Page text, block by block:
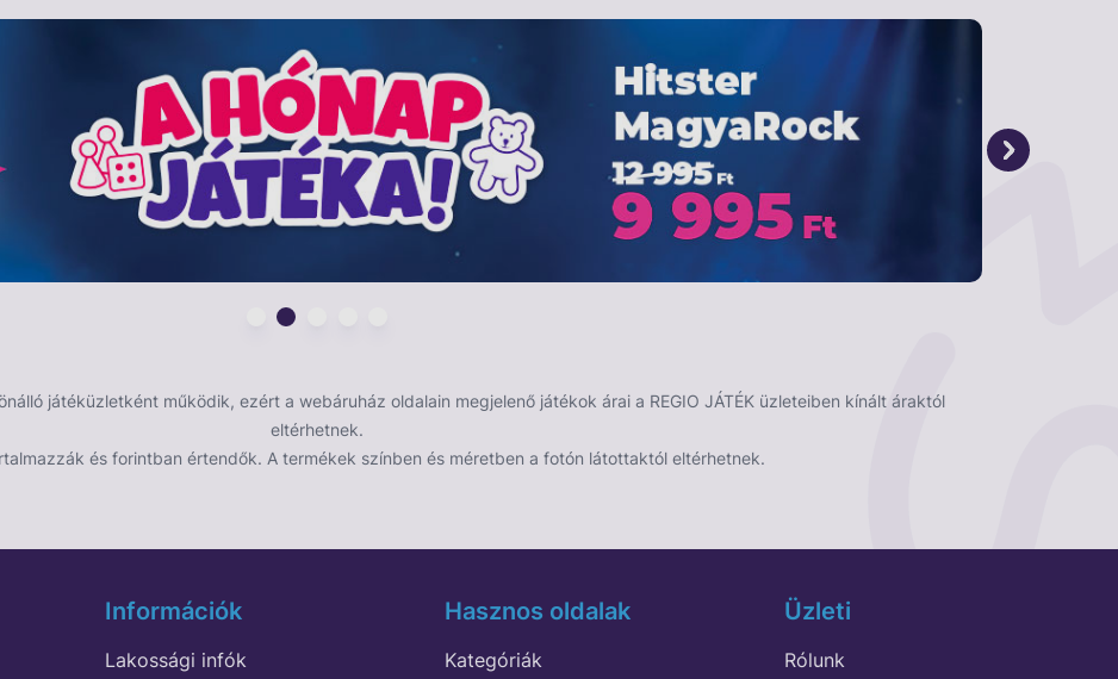
önálló játéküzletként működik, ezért a webáruház oldalain megjelenő játékok árai a REGIO JÁTÉK üzleteiben kínált áraktól
eltérhetnek.
és forintban értendők. A termékek színben és méretben a fotón látottaktól eltérhetnek.
Információk
Lakossági infók
Hasznos oldalak
Kategóriák
Üzleti
Rólunk